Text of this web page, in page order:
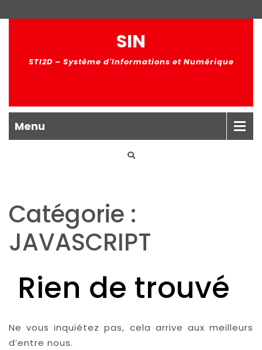
SIN
STI2D – Système d'Informations et Numérique
Menu
Catégorie :
JAVASCRIPT
Rien de trouvé
Ne vous inquiétez pas, cela arrive aux meilleurs
d’entre nous.